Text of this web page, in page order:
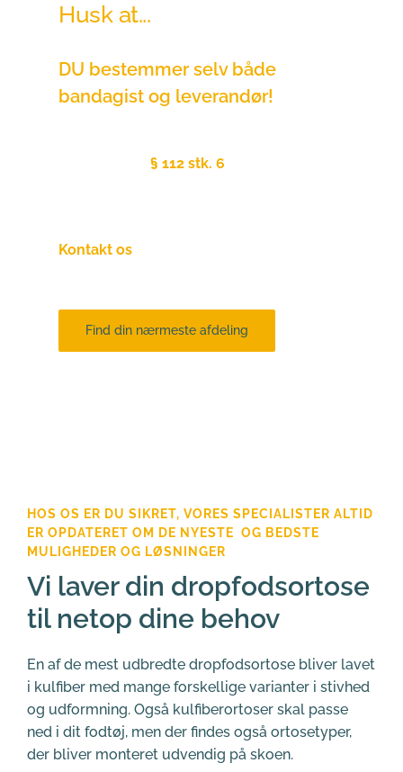
Husk at...
DU bestemmer selv både
bandagist og leverandør!
§ 112 stk. 6
Kontakt os
Find din nærmeste afdeling
HOS OS ER DU SIKRET, VORES SPECIALISTER ALTID
ER OPDATERET OM DE NYESTE  OG BEDSTE
MULIGHEDER OG LØSNINGER
Vi laver din dropfodsortose
til netop dine behov
En af de mest udbredte dropfodsortose bliver lavet
i kulfiber med mange forskellige varianter i stivhed
og udformning. Også kulfiberortoser skal passe
ned i dit fodtøj, men der findes også ortosetyper,
der bliver monteret udvendig på skoen.